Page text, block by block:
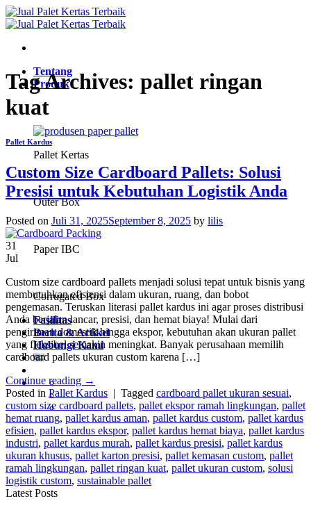
Skip
to
Tentang
Produk
Pallet Kertas
Outer Box
Paper IBC
Corrugated Box
Fasilitas
Berita & Artikel
Hubungi Kami
Tag Archives: pallet ringan
kuat
Pallet Kardus
Custom Size Cardboard Pallets: Solusi
Presisi untuk Kebutuhan Logistik Anda
Posted on Juli 31, 2025September 8, 2025 by lilis
31
Jul
Custom size cardboard pallets menjadi solusi tepat untuk bisnis yang
membutuhkan efisiensi dalam ukuran, ruang, dan bobot
pengemasan. Teruskan literasi pallet kardus ini agar proses distribusi
Anda berjalan lancar, presisi, dan hemat biaya! Mulai dari
pengiriman domestik hingga ekspor, kebutuhan akan ukuran pallet
yang fleksibel semakin meningkat. Banyak perusahaan memilih
cardboard pallets ukuran custom karena […]
Continue reading →
Posted in Pallet Kardus | Tagged cardboard pallet ukuran sesuai,
custom size cardboard pallets, pallet ekspor ramah lingkungan, pallet
hemat ruang, pallet kardus aman, pallet kardus custom, pallet kardus
efisien, pallet kardus ekspor, pallet kardus hemat biaya, pallet kardus
industri, pallet kardus murah, pallet kardus presisi, pallet kardus
ukuran khusus, pallet karton presisi, pallet kemasan custom, pallet
ramah lingkungan, pallet ringan kuat, pallet ukuran custom, solusi
logistik custom, sustainable pallet
Latest Posts